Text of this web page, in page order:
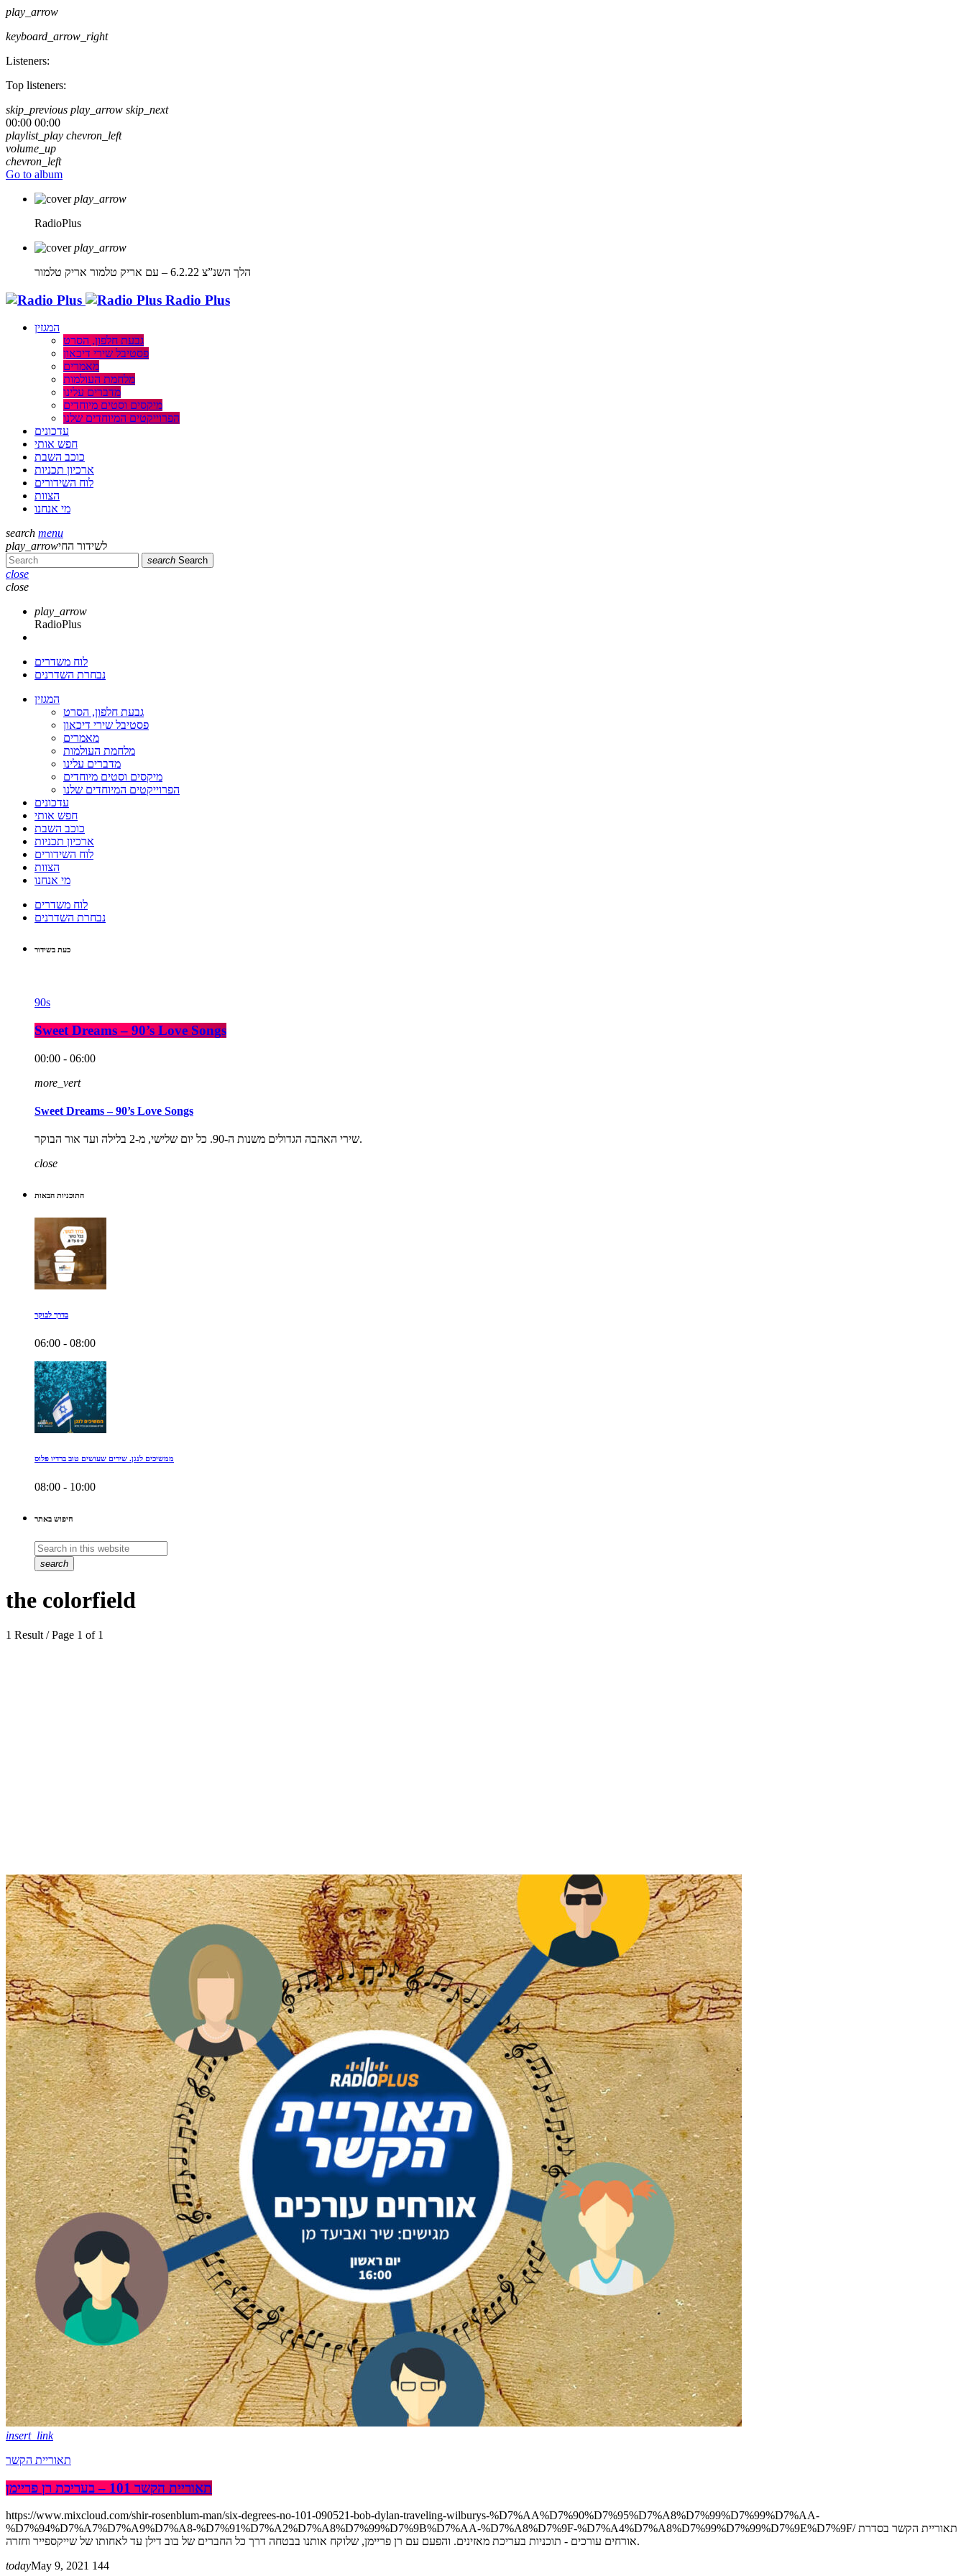
play_arrow
keyboard_arrow_right
Listeners:
Top listeners:
skip_previous play_arrow skip_next
00:00 00:00
playlist_play chevron_left
volume_up
chevron_left
Go to album
play_arrow
RadioPlus
play_arrow
הלך השנ”צ 6.2.22 – עם אריק טלמור
אריק טלמור
Radio Plus
המגזין
גבעת חלפון, הסרט
פסטיבל שירי דיכאון
מאמרים
מלחמת העולמות
מדברים עלינו
מיקסים וסטים מיוחדים
הפרוייקטים המיוחדים שלנו
עדכונים
חפש אותי
כוכב השבת
ארכיון תכניות
לוח השידורים
הצוות
מי אנחנו
search menu
play_arrowלשידור החי
search Search
close
close
play_arrow
RadioPlus
לוח משדרים
נבחרת השדרנים
המגזין
גבעת חלפון, הסרט
פסטיבל שירי דיכאון
מאמרים
מלחמת העולמות
מדברים עלינו
מיקסים וסטים מיוחדים
הפרוייקטים המיוחדים שלנו
עדכונים
חפש אותי
כוכב השבת
ארכיון תכניות
לוח השידורים
הצוות
מי אנחנו
לוח משדרים
נבחרת השדרנים
כעת בשידור
90s
Sweet Dreams – 90’s Love Songs
00:00 - 06:00
more_vert
Sweet Dreams – 90’s Love Songs
שירי האהבה הגדולים משנות ה-90. כל יום שלישי, מ-2 בלילה ועד אור הבוקר.
close
התוכניות הבאות
בדרך לבוקר
06:00 - 08:00
ממשיכים לנגן. שירים שעושים טוב ברדיו פלוס
08:00 - 10:00
חיפוש באתר
search
the colorfield
1 Result / Page 1 of 1
insert_link
תאוריית הקשר
תאוריית הקשר 101 – בעריכת רן פריימן
https://www.mixcloud.com/shir-rosenblum-man/six-degrees-no-101-090521-bob-dylan-traveling-wilburys-%D7%AA%D7%90%D7%95%D7%A8%D7%99%D7%99%D7%AA-
%D7%94%D7%A7%D7%A9%D7%A8-%D7%91%D7%A2%D7%A8%D7%99%D7%9B%D7%AA-%D7%A8%D7%9F-%D7%A4%D7%A8%D7%99%D7%99%D7%9E%D7%9F/ תאוריית הקשר בסדרת
אורחים עורכים - תוכניות בעריכת מאזינים. והפעם עם רן פריימן, שלוקח אותנו בבטחה דרך כל החברים של בוב דילן עד לאחותו של שייקספייר וחזרה.
todayMay 9, 2021 144